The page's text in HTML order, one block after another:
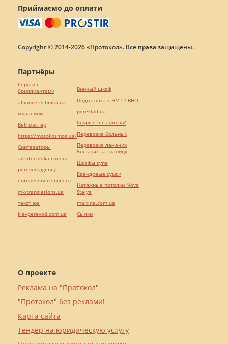
Приймаємо до оплати
Copyright © 2014-2026 «Протокол». Все права защищены.
О проекте
Реклама на "Протокол"
"Протокол" без реклами!
Карта сайта
Тендер на юридическую услугу
Партнёры
Серьги с
бриллиантами
alliancetechnika.ua
миралинкс
Веб мастер
https://motokosmos.ua/
Синтезаторы
agrotechnika.com.ua
perevod.agency
europeservice.com.ua
mk-translations.ua
текст юа
kievperevod.com.ua
Винный шкаф
Подготовка к НМТ / ВНО
pereklad.ua
hospice-life.com.ua/
Перевозка больных
Перевозка лежачих
больных за границу
Шкафы купе
Брендовые сумки
Натяжные потолки Nova
Stelya
maltina.com.ua
Cылки